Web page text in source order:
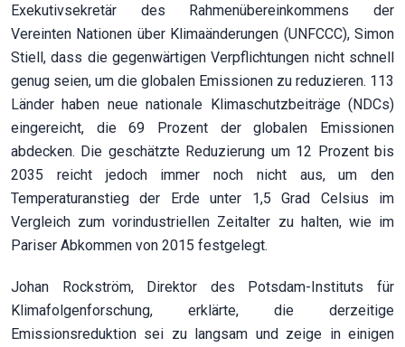
Exekutivsekretär des Rahmenübereinkommens der
Vereinten Nationen über Klimaänderungen (UNFCCC), Simon
Stiell, dass die gegenwärtigen Verpflichtungen nicht schnell
genug seien, um die globalen Emissionen zu reduzieren. 113
Länder haben neue nationale Klimaschutzbeiträge (NDCs)
eingereicht, die 69 Prozent der globalen Emissionen
abdecken. Die geschätzte Reduzierung um 12 Prozent bis
2035 reicht jedoch immer noch nicht aus, um den
Temperaturanstieg der Erde unter 1,5 Grad Celsius im
Vergleich zum vorindustriellen Zeitalter zu halten, wie im
Pariser Abkommen von 2015 festgelegt.
Johan Rockström, Direktor des Potsdam-Instituts für
Klimafolgenforschung, erklärte, die derzeitige
Emissionsreduktion sei zu langsam und zeige in einigen